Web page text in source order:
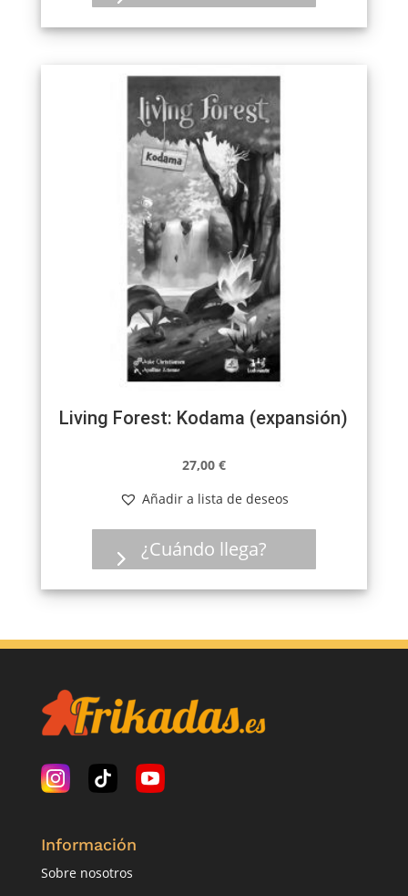
Living Forest: Kodama (expansión)
27,00 €
Añadir a lista de deseos
¿Cuándo llega?
Información
Sobre nosotros